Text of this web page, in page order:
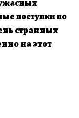
поступки по
странных
на этот